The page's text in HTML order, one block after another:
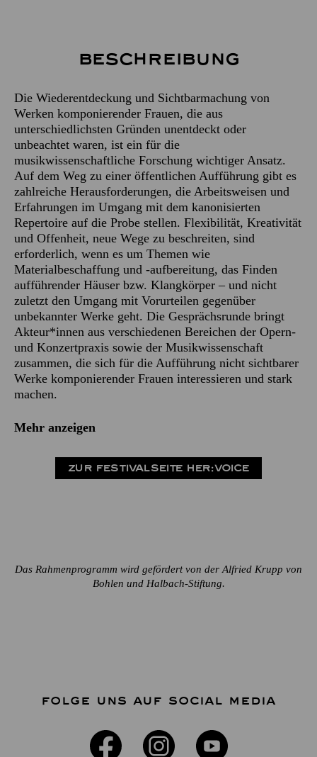
Beschreibung
Die Wiederentdeckung und Sichtbarmachung von
Werken komponierender Frauen, die aus
unterschiedlichsten Gründen unentdeckt oder
unbeachtet waren, ist ein für die
musikwissenschaftliche Forschung wichtiger Ansatz.
Auf dem Weg zu einer öffentlichen Aufführung gibt es
zahlreiche Herausforderungen, die Arbeitsweisen und
Erfahrungen im Umgang mit dem kanonisierten
Repertoire auf die Probe stellen. Flexibilität, Kreativität
und Offenheit, neue Wege zu beschreiten, sind
erforderlich, wenn es um Themen wie
Materialbeschaffung und -aufbereitung, das Finden
aufführender Häuser bzw. Klangkörper – und nicht
zuletzt den Umgang mit Vorurteilen gegenüber
unbekannter Werke geht. Die Gesprächsrunde bringt
Akteur*innen aus verschiedenen Bereichen der Opern-
und Konzertpraxis sowie der Musikwissenschaft
zusammen, die sich für die Aufführung nicht sichtbarer
Werke komponierender Frauen interessieren und stark
machen.
Mehr anzeigen
ZUR FESTIVALSEITE HER:VOICE
Das Rahmenprogramm wird gefördert von der Alfried Krupp von
Bohlen und Halbach-Stiftung.
FOLGE UNS AUF SOCIAL MEDIA